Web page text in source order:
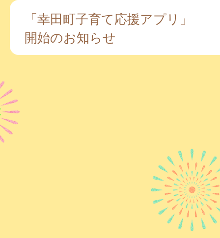
「幸田町子育て応援アプリ」
開始のお知らせ